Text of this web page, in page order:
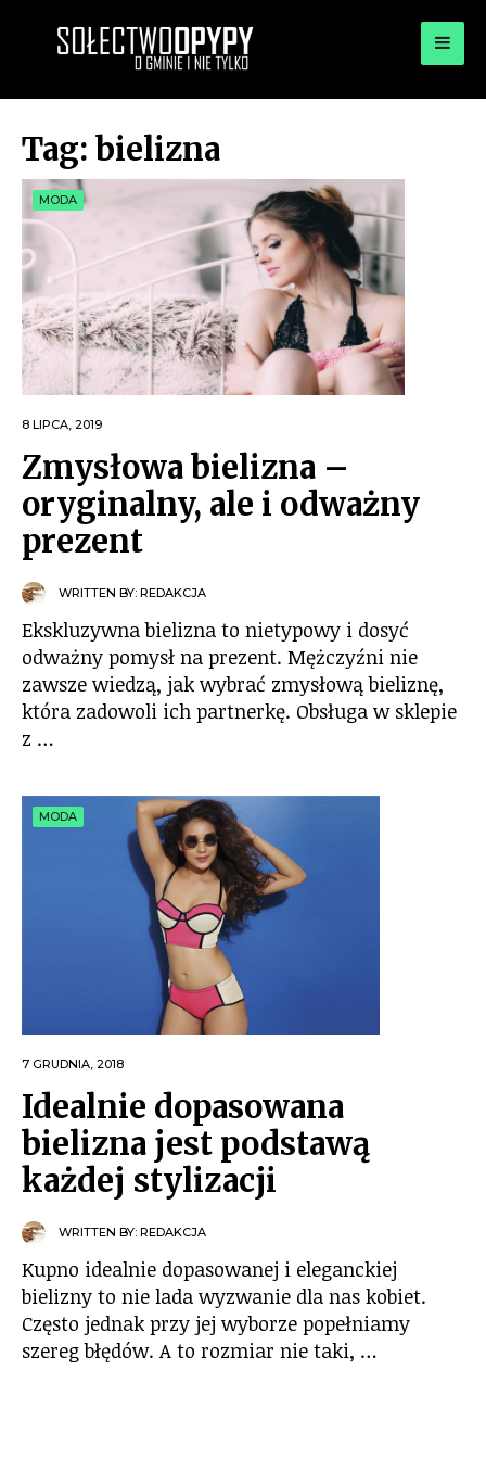
OPYPY.PL
Tag: bielizna
MODA
8 LIPCA, 2019
Zmysłowa bielizna –
oryginalny, ale i odważny
prezent
WRITTEN BY: REDAKCJA
Ekskluzywna bielizna to nietypowy i dosyć
odważny pomysł na prezent. Mężczyźni nie
zawsze wiedzą, jak wybrać zmysłową bieliznę,
która zadowoli ich partnerkę. Obsługa w sklepie
z …
MODA
7 GRUDNIA, 2018
Idealnie dopasowana
bielizna jest podstawą
każdej stylizacji
WRITTEN BY: REDAKCJA
Kupno idealnie dopasowanej i eleganckiej
bielizny to nie lada wyzwanie dla nas kobiet.
Często jednak przy jej wyborze popełniamy
szereg błędów. A to rozmiar nie taki, …